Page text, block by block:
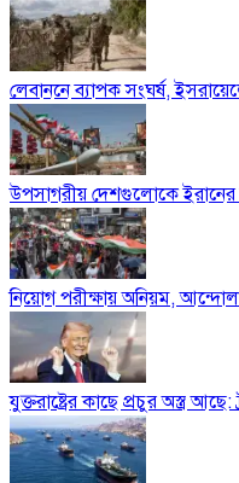
লেবাননে ব্যাপক সংঘর্ষ,
উপসাগরীয় দেশগুলোকে ইরানের
নিয়োগ পরীক্ষায় অনিয়ম,
যুক্তরাষ্ট্রের কাছে প্রচুর অস্ত্র আছে: